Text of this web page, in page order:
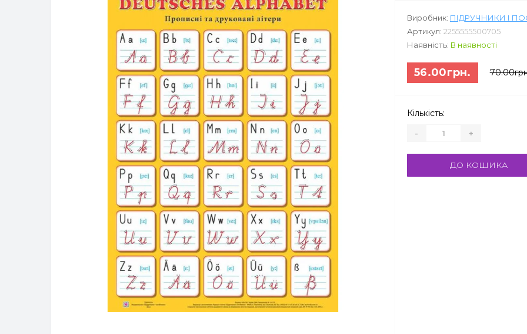
Виробник: ПІДРУЧНИКИ І
Артикул: 2255555500705
Наявність: В наявності
56.00грн.
Кількість:
- +
ДО КОШИКА